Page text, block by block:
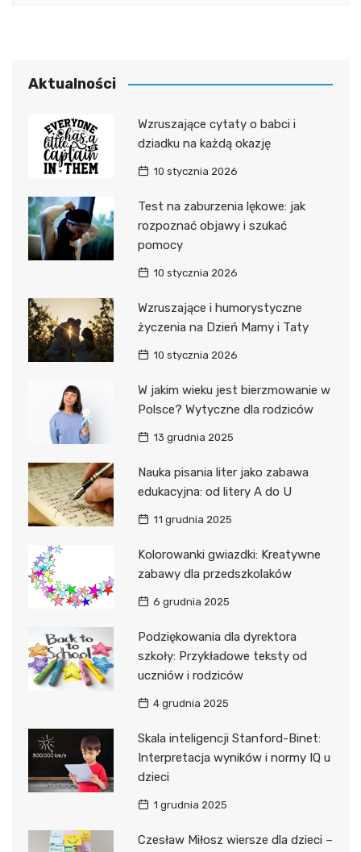
Aktualności
Wzruszające cytaty o babci i
dziadku na każdą okazję
10 stycznia 2026
Test na zaburzenia lękowe: jak
rozpoznać objawy i szukać
pomocy
10 stycznia 2026
Wzruszające i humorystyczne
życzenia na Dzień Mamy i Taty
10 stycznia 2026
W jakim wieku jest bierzmowanie w
Polsce? Wytyczne dla rodziców
13 grudnia 2025
Nauka pisania liter jako zabawa
edukacyjna: od litery A do U
11 grudnia 2025
Kolorowanki gwiazdki: Kreatywne
zabawy dla przedszkolaków
6 grudnia 2025
Podziękowania dla dyrektora
szkoły: Przykładowe teksty od
uczniów i rodziców
4 grudnia 2025
Skala inteligencji Stanford-Binet:
Interpretacja wyników i normy IQ u
dzieci
1 grudnia 2025
Czesław Miłosz wiersze dla dzieci –